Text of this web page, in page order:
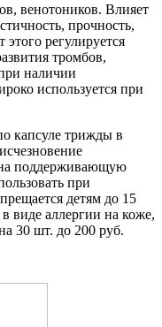
венотоников. Влияет
прочность,
регулируется
тромбов,
наличии
используется при
капсуле трижды в
поддерживающую
при
детям до 15
виде аллергии на коже,
30 шт. до 200 руб.